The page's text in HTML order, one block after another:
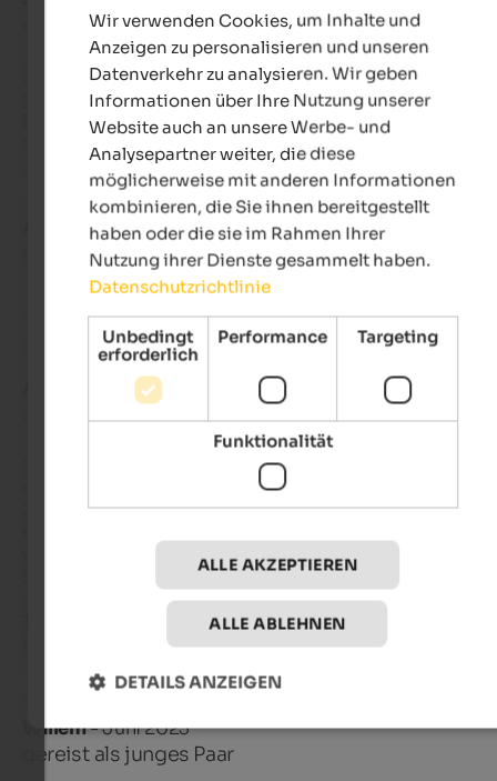
4 von 5 Sternen
Sehr schöne Unterkunft mitten in der Natur mit toller
gutem Frühstück und einem Zimmer mit Balkon und großem
Bad. Der Besitzer ist sehr nett. Ich hatte meinen Hund dabei,
- Juni 2023
gereist als Gruppe von Freunden
Bewertung aus Google
AUSGEZEICHNET
Schöne und ruhig gelegene Unterkunft obwohl sie direkt an
der Straße liegt. Gutes und reichhaltiges Frühstück. Schöne
Zimmer mit genug Platz und mit Balkon von dem man die
viele Möglichkeiten für Unternehmungen in der Region. Ca
500 Meter weg im Schlaneider Hof kann man Fahrräder
ausleihen. Die Betreiberin stand uns die ganze Zeit mit tollen
Tips für Unternehmungen zur Seite. Vielen Dank für die tolle
Willem- Juni 2023
gereist als junges Paar
GERMAN
Wir verwenden Cookies, um Inhalte und
Anzeigen zu personalisieren und unseren
Datenverkehr zu analysieren. Wir geben
Informationen über Ihre Nutzung unserer
Website auch an unsere Werbe- und
Analysepartner weiter, die diese
möglicherweise mit anderen Informationen
kombinieren, die Sie ihnen bereitgestellt
haben oder die sie im Rahmen Ihrer
Nutzung ihrer Dienste gesammelt haben.
Datenschutzrichtlinie
Unbedingt
erforderlich
Performance Targeting
Funktionalität
ALLE AKZEPTIEREN
ALLE ABLEHNEN
DETAILS ANZEIGEN